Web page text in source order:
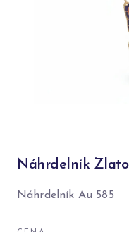
Náhrdelník Zlato
Náhrdelník Au 585